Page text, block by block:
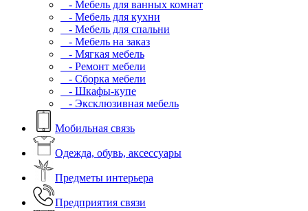
- Мебель для ванных комнат
- Мебель для кухни
- Мебель для спальни
- Мебель на заказ
- Мягкая мебель
- Ремонт мебели
- Сборка мебели
- Шкафы-купе
- Эксклюзивная мебель
Мобильная связь
Одежда, обувь, аксессуары
Предметы интерьера
Предприятия связи